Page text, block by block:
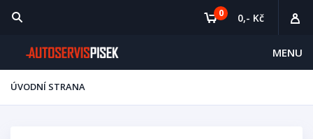
MENU
0 0,- Kč
ÚVODNÍ STRANA